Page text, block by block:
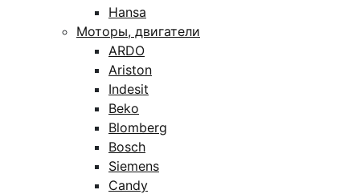
Hansa
Моторы, двигатели
ARDO
Ariston
Indesit
Beko
Blomberg
Bosch
Siemens
Candy